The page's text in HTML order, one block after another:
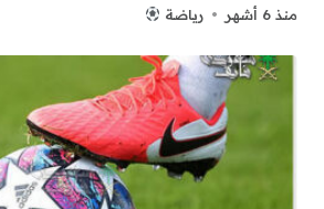
منذ 6 أشهر رياضة